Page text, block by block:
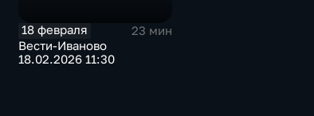
18 февраля
23 мин
Вести-Иваново
18.02.2026 11:30